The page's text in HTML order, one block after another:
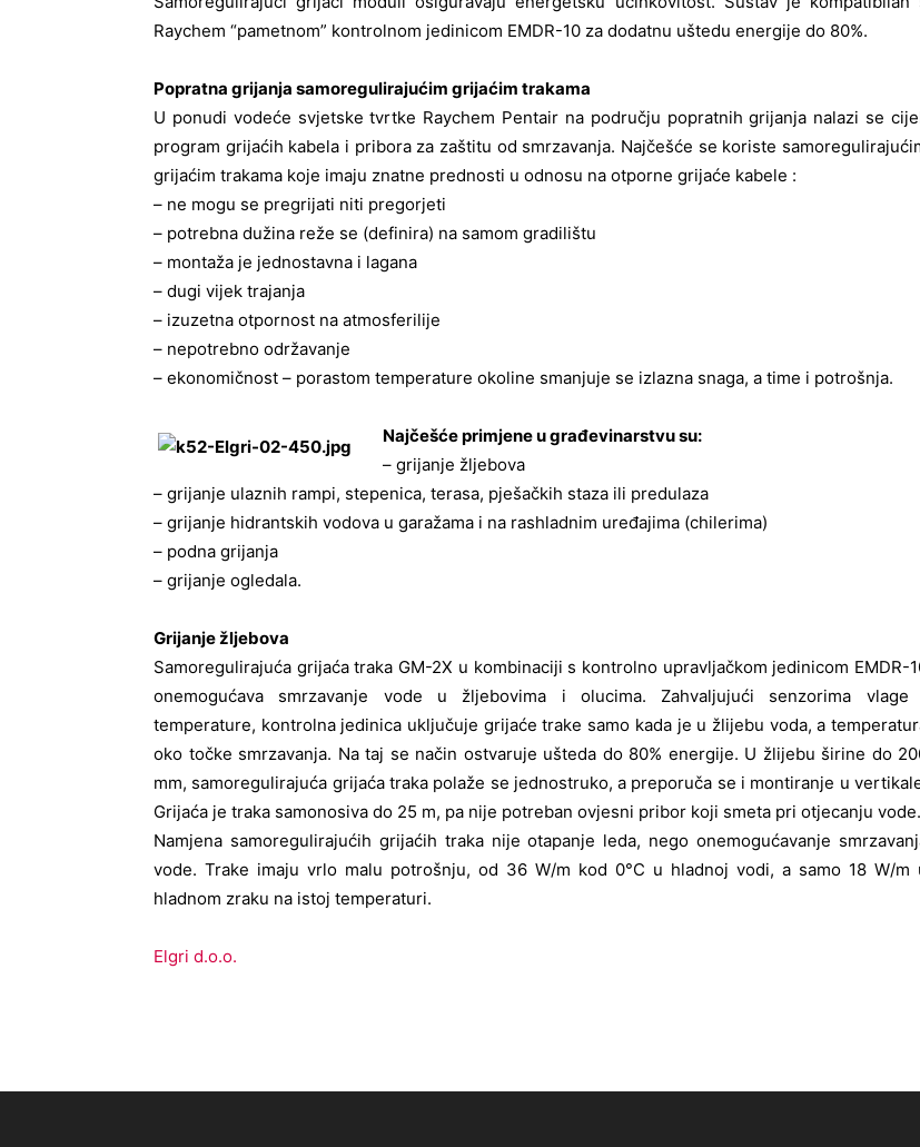
Raychem “pametnom” kontrolnom jedinicom EMDR-10 za dodatnu uštedu energije do 80%.
Popratna grijanja samoregulirajućim grijaćim trakama
U ponudi vodeće svjetske tvrtke Raychem Pentair na području popratnih grijanja nalazi se
program grijaćih kabela i pribora za zaštitu od smrzavanja. Najčešće se koriste
grijaćim trakama koje imaju znatne prednosti u odnosu na otporne grijaće kabele :
– ne mogu se pregrijati niti pregorjeti
– potrebna dužina reže se (definira) na samom gradilištu
– montaža je jednostavna i lagana
– dugi vijek trajanja
– izuzetna otpornost na atmosferilije
– nepotrebno održavanje
– ekonomičnost – porastom temperature okoline smanjuje se izlazna snaga, a time i potrošnja.
Najčešće primjene u građevinarstvu su:
– grijanje žljebova
– grijanje ulaznih rampi, stepenica, terasa, pješačkih staza ili predulaza
– grijanje hidrantskih vodova u garažama i na rashladnim uređajima (chilerima)
– podna grijanja
– grijanje ogledala.
Grijanje žljebova
Samoregulirajuća grijaća traka GM-2X u kombinaciji s kontrolno upravljačkom jedinicom EMDR-
onemogućava smrzavanje vode u žljebovima i olucima. Zahvaljujući senzorima vlage
temperature, kontrolna jedinica uključuje grijaće trake samo kada je u žlijebu voda, a
oko točke smrzavanja. Na taj se način ostvaruje ušteda do 80% energije. U žlijebu širine do
mm, samoregulirajuća grijaća traka polaže se jednostruko, a preporuča se i montiranje u
Grijaća je traka samonosiva do 25 m, pa nije potreban ovjesni pribor koji smeta pri otjecanju vode.
Namjena samoregulirajućih grijaćih traka nije otapanje leda, nego onemogućavanje
vode. Trake imaju vrlo malu potrošnju, od 36 W/m kod 0°C u hladnoj vodi, a samo 18 W/m
hladnom zraku na istoj temperaturi.
Elgri d.o.o.